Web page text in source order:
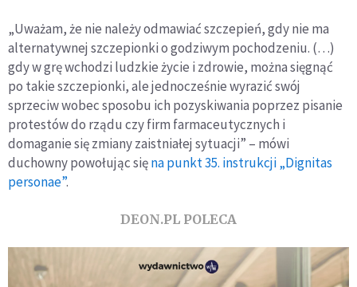
„Uważam, że nie należy odmawiać szczepień, gdy nie ma
alternatywnej szczepionki o godziwym pochodzeniu. (…)
gdy w grę wchodzi ludzkie życie i zdrowie, można sięgnąć
po takie szczepionki, ale jednocześnie wyrazić swój
sprzeciw wobec sposobu ich pozyskiwania poprzez pisanie
protestów do rządu czy firm farmaceutycznych i
domaganie się zmiany zaistniałej sytuacji” – mówi
duchowny powołując sięna punkt 35. instrukcji „Dignitas
personae”.
DEON.PL POLECA